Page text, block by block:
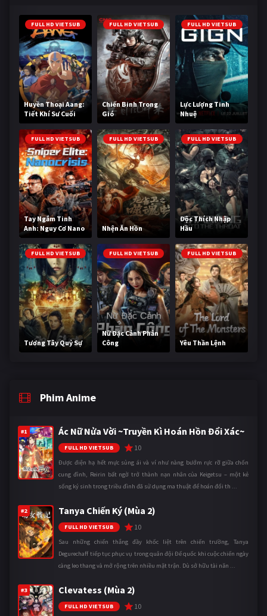
FULL HD VIETSUB
Huyền Thoại Aang:
Tiết Khí Sư Cuối
Cùng
FULL HD VIETSUB
Chiến Binh Trong
Gió
FULL HD VIETSUB
Lực Lượng Tinh
Nhuệ
FULL HD VIETSUB
Tay Ngắm Tinh
Anh: Nguy Cơ Nano
FULL HD VIETSUB
Nhện Ăn Hồn
FULL HD VIETSUB
Độc Thích Nhập
Hầu
FULL HD VIETSUB
Tương Tây Quỷ Sự
FULL HD VIETSUB
Nữ Đặc Cảnh Phản
Công
FULL HD VIETSUB
Yêu Thần Lệnh
Phim Anime
#1 Ác Nữ Nửa Vời ~Truyền Kì Hoán Hồn Đổi Xác~
FULL HD VIETSUB 10
Được điện hạ hết mực sủng ái và ví như nàng bướm rực rỡ giữa chốn
cung đình, Reirin bất ngờ trở thành nạn nhân của Keigetsu – một kẻ
sống ký sinh trong triều đình đã sử dụng ma thuật để hoán đổi th ...
#2 Tanya Chiến Ký (Mùa 2)
FULL HD VIETSUB 10
Sau những chiến thắng đầy khốc liệt trên chiến trường, Tanya
Degurechaff tiếp tục phục vụ trong quân đội Đế quốc khi cuộc chiến ngày
càng leo thang và mở rộng trên nhiều mặt trận. Dù sở hữu tài năn ...
#3 Clevatess (Mùa 2)
FULL HD VIETSUB 10